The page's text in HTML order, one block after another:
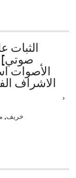
الثبات
الأصوات
الاشراف
خريف,